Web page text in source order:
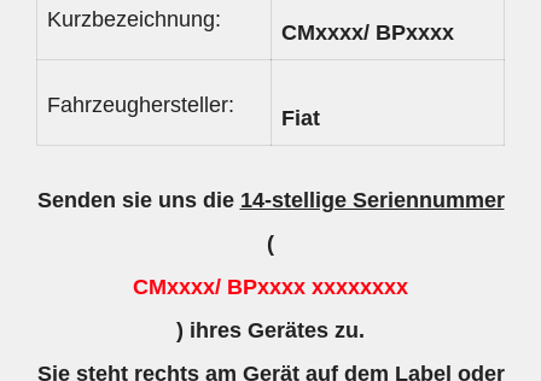
Kurzbezeichnung:
CMxxxx/ BPxxxx
Fahrzeughersteller:
Fiat
Senden sie uns die 14-stellige Seriennummer
(
CMxxxx/ BPxxxx xxxxxxxx
) ihres Gerätes zu.
Sie steht rechts am Gerät auf dem Label oder